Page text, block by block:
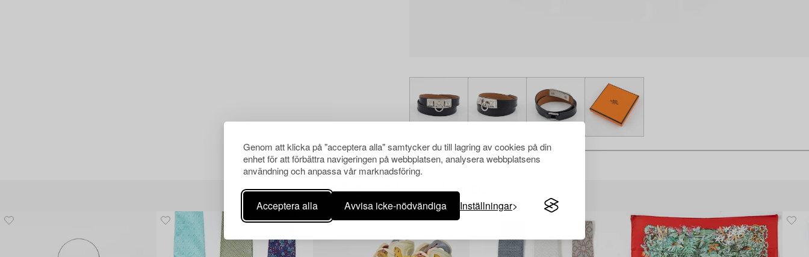
Genom att klicka på "acceptera alla" samtycker du till lagring av cookies på din
enhet för att förbättra navigeringen på webbplatsen, analysera webbplatsens
användning och anpassa vår marknadsföring.
Acceptera alla Avvisa icke-nödvändiga Inställningar
Andra har även tittat på